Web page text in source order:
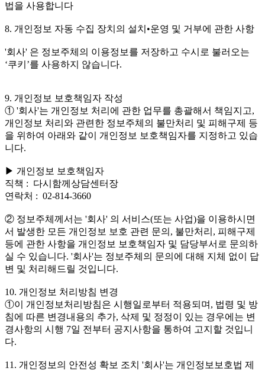
법을 사용합니다
8. 개인정보 자동 수집 장치의 설치•운영 및 거부에 관한 사항
'회사' 은 정보주체의 이용정보를 저장하고 수시로 불러오는
‘쿠키’를 사용하지 않습니다.
9. 개인정보 보호책임자 작성
① '회사'는 개인정보 처리에 관한 업무를 총괄해서 책임지고,
개인정보 처리와 관련한 정보주체의 불만처리 및 피해구제 등
을 위하여 아래와 같이 개인정보 보호책임자를 지정하고 있습
니다.
▶ 개인정보 보호책임자
직책 : 다시함께상담센터장
연락처 : 02-814-3660
② 정보주체께서는 '회사' 의 서비스(또는 사업)을 이용하시면
서 발생한 모든 개인정보 보호 관련 문의, 불만처리, 피해구제
등에 관한 사항을 개인정보 보호책임자 및 담당부서로 문의하
실 수 있습니다. '회사'는 정보주체의 문의에 대해 지체 없이 답
변 및 처리해드릴 것입니다.
10. 개인정보 처리방침 변경
①이 개인정보처리방침은 시행일로부터 적용되며, 법령 및 방
침에 따른 변경내용의 추가, 삭제 및 정정이 있는 경우에는 변
경사항의 시행 7일 전부터 공지사항을 통하여 고지할 것입니
다.
11. 개인정보의 안전성 확보 조치 '회사'는 개인정보보호법 제